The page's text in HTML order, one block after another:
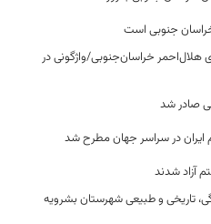
خراسان جنوبی است
نوروزی هلال‌احمر خراسان‌جنوبی/واژگونی در
در سراسر جهان مطرح شد
تاریخی و طبیعی شهرستان بشرویه